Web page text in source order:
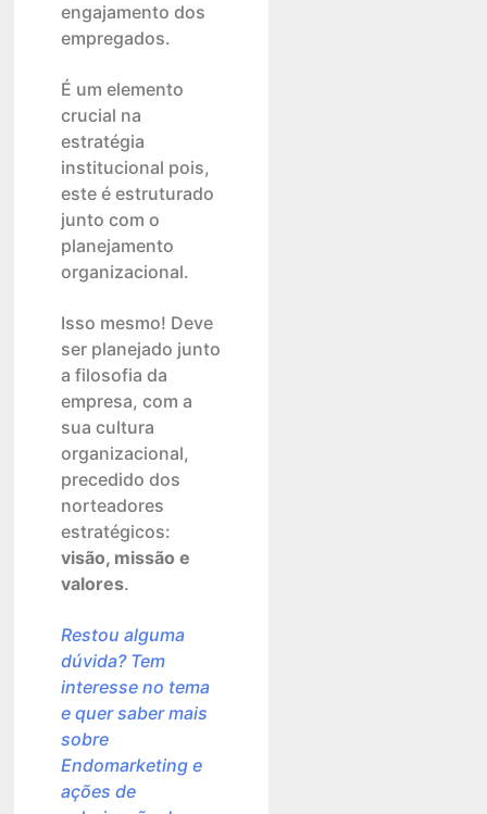
engajamento dos
empregados.
É um elemento
crucial na
estratégia
institucional pois,
este é estruturado
junto com o
planejamento
organizacional.
Isso mesmo! Deve
ser planejado junto
a filosofia da
empresa, com a
sua cultura
organizacional,
precedido dos
norteadores
estratégicos:
visão, missão e
valores.
Restou alguma
dúvida? Tem
interesse no tema
e quer saber mais
sobre
Endomarketing e
ações de